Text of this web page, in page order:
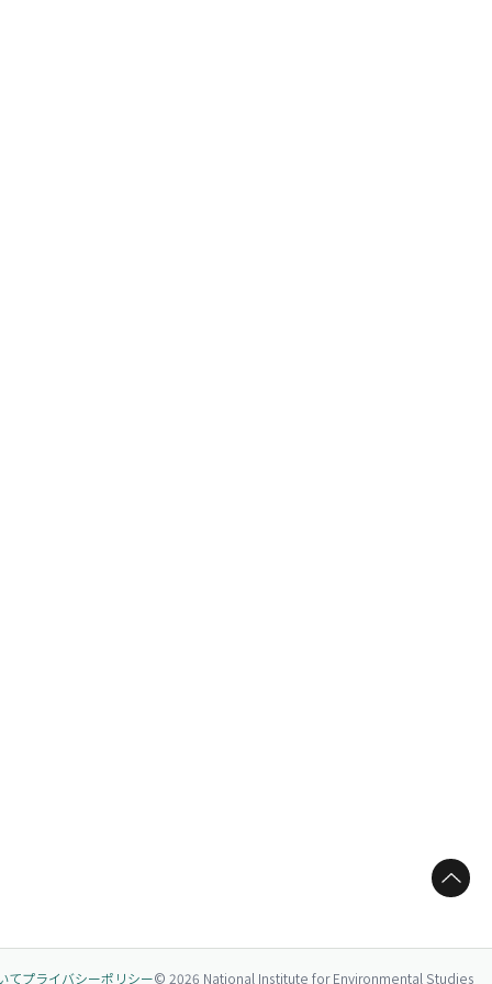
ページトップへ
てプライバシーポリシー© 2026 National Institute for Environmental Studies